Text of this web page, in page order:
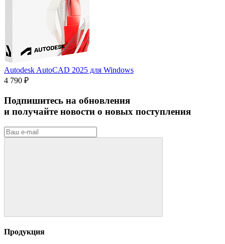
Autodesk AutoCAD 2025 для Windows
4 790 ₽
Подпишитесь на обновления
и получайте новости о новых поступления
Продукция